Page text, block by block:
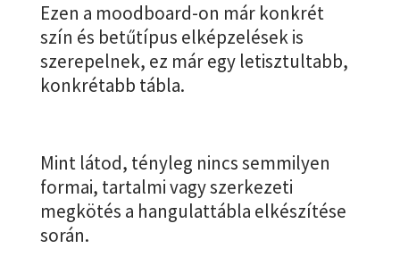
Ezen a moodboard-on már konkrét
szín és betűtípus elképzelések is
szerepelnek, ez már egy letisztultabb,
konkrétabb tábla.
Mint látod, tényleg nincs semmilyen
formai, tartalmi vagy szerkezeti
megkötés a hangulattábla elkészítése
során.